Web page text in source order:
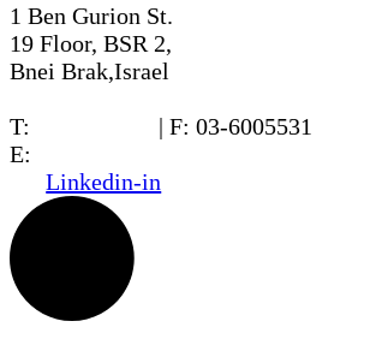
1 Ben Gurion St.
19 Floor, BSR 2,
Bnei Brak,Israel
T:
| F: 03-6005531
E:
Linkedin-in